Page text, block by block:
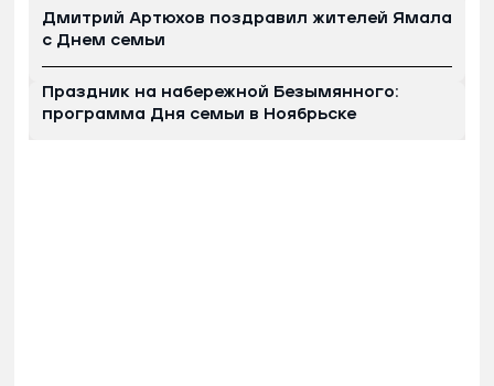
Дмитрий Артюхов поздравил жителей Ямала
с Днем семьи
Праздник на набережной Безымянного:
программа Дня семьи в Ноябрьске